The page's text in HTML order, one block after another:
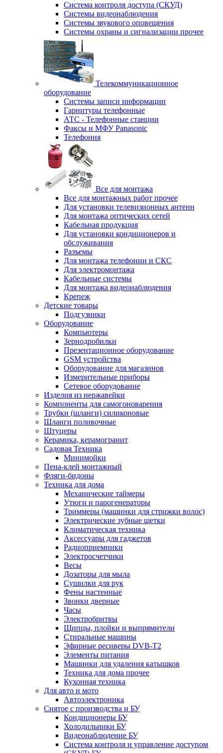
Система контроля доступа (СКУД)
Системы видеонаблюдения
Системы звукового оповещения
Системы охраны и сигнализации прочее
Телекоммуникационное
оборудование
Системы записи информации
Гарнитуры телефонные
АТС - Телефонные станции
Факсы и МФУ Panasonic
Телефония
Все для монтажа
Все для монтажных работ прочее
Для установки телевизионных антенн
Для монтажа оптических сетей
Кабельная продукция
Для установки кондиционеров и
обслуживания
Разъемы
Для монтажа телефонии и СКС
Для электромонтажа
Кабельные системы
Для монтажа видеонаблюдения
Крепеж
Детские товары
Подгузники
Оборудование
Компьютеры
Зернодробилки
Презентационное оборудование
GSM устройства
Оборудование для магазинов
Измерительные приборы
Сетевое оборудование
Изделия из нержавейки
Компоненты для самогоноварения
Трубки (шланги) силиконовые
Шланги поливочные
Штуцеры
Керамика, керамогранит
Садовая Техника
Минимойки
Пена-клей монтажный
Фляги-бидоны
Техника для дома
Механические таймеры
Утюги и парогенераторы
Триммеры (машинки для стрижки волос)
Электрические зубные щетки
Климатическая техника
Аксессуары для гаджетов
Радиоприемники
Электросчетчики
Весы
Дозаторы для мыла
Сушилки для рук
Фены настенные
Звонки дверные
Часы
Электробритвы
Щипцы, плойки и выпрямители
Стиральные машины
Эфирные ресиверы DVB-T2
Элементы питания
Машинки для удаления катышков
Техника для дома прочее
Кухонная техника
Для авто и мото
Автоэлектроника
Снятое с производства и БУ
Кондиционеры БУ
Холодильники БУ
Видеонаблюдение БУ
Система контроля и управление доступом